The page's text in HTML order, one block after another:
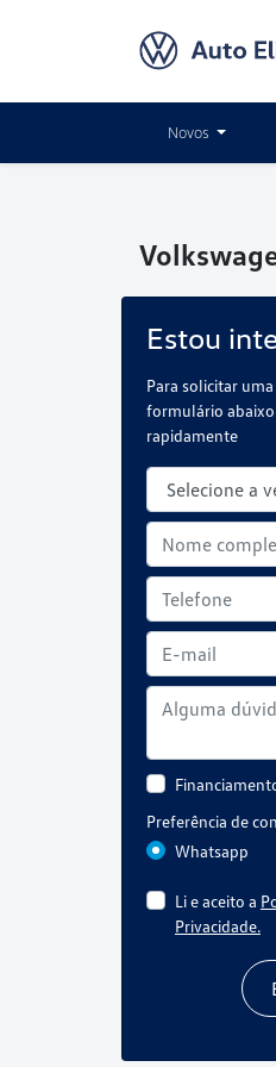
Novos
Estou
Para solicitar
formulário
rapidamente
Preferência de
Whatsapp
Li e aceito a
Privacidade.